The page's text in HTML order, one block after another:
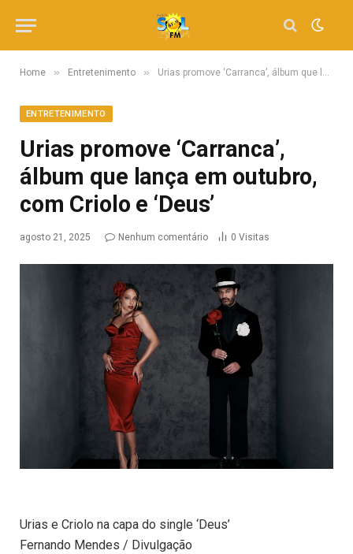
Home » Entretenimento » Urias promove ‘Carranca’, álbum que lança em outubro, com Criolo e ‘Deus’
ENTRETENIMENTO
Urias promove ‘Carranca’,
álbum que lança em outubro,
com Criolo e ‘Deus’
agosto 21, 2025 Nenhum comentário 0 Visitas
Urias e Criolo na capa do single ‘Deus’
Fernando Mendes / Divulgação